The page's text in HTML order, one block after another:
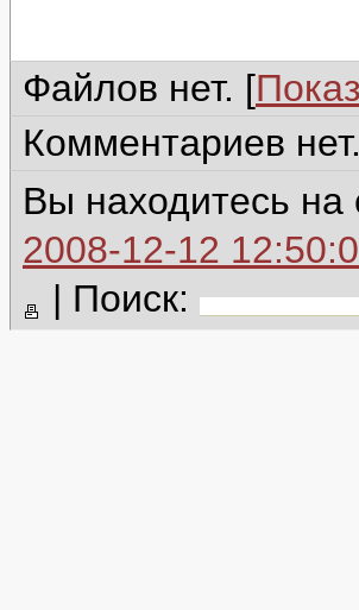
Файлов нет. [
Комментариев
Вы находитесь
2008-12-12
| Поиск: